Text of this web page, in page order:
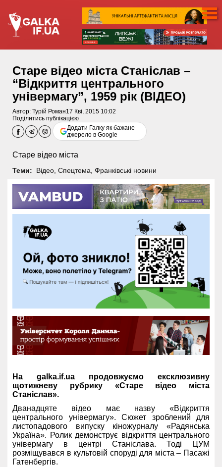
Старе відео міста Станіслав –
“Відкриття центрального
універмагу”, 1959 рік (ВІДЕО)
Автор: Турій Роман17 Кві, 2015 10:02
Поділитись публікацією
Додати Галку як бажане
джерело в Google
Старе відео міста
Теми: Відео, Спецтема Франківські новини
На galka.if.ua продовжуємо ексклюзивну
щотижневу рубрику «Старе відео міста
Станіслав».
Дванадцяте відео має назву «Відкриття
центрального універмагу». Сюжет зроблений для
листопадового випуску кіножурналу «Радянська
Україна». Ролик демонструє відкриття центрального
універмагу в центрі Станіслава. Тоді ЦУМ
розміщувався в культовій споруді для міста – Пасажі
Гатенбергів.